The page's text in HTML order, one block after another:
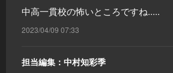
中高一貫校の怖いところですね.....
2023/04/09 07:33
担当編集：中村知彩季